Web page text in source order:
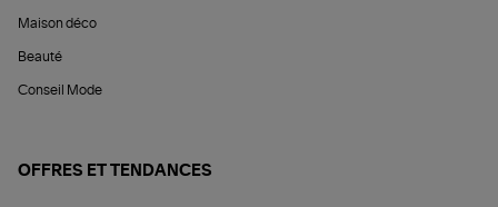
Maison déco
Beauté
Conseil Mode
OFFRES ET TENDANCES